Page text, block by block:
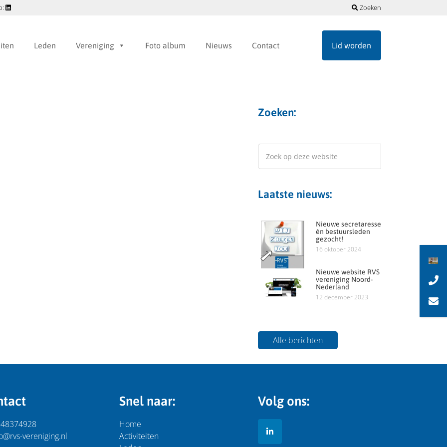
Zoeken
Leden Vereniging Foto album Nieuws Contact Lid worden
Zoeken:
Laatste nieuws:
Nieuwe secretaresse
én bestuursleden
gezocht!
16 oktober 2024
Nieuwe website RVS
vereniging Noord-
Nederland
12 december 2023
Alle berichten
vereniging.nl
Snel naar:
Home
Activiteiten
Volg ons: